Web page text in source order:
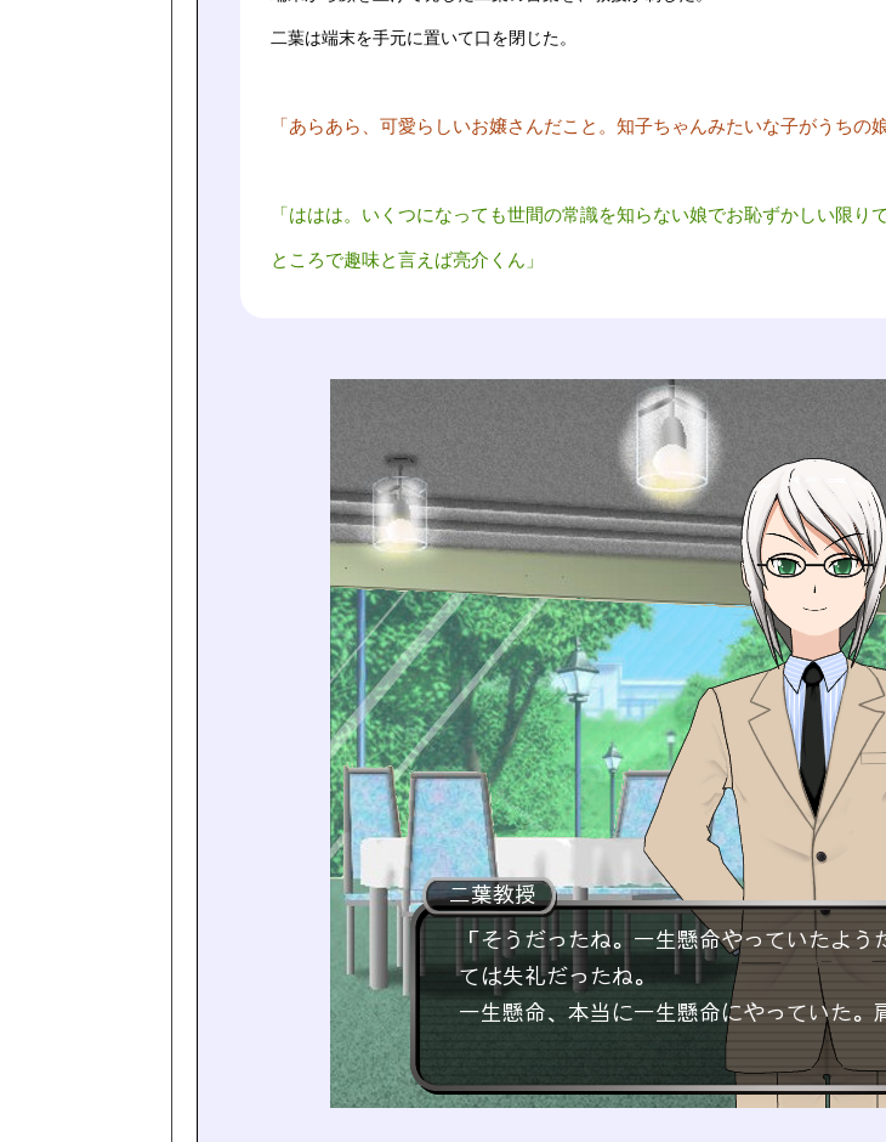
二葉は端末を手元に置いて口を閉じた。
「あらあら、可愛らしいお嬢さんだこと。知子ちゃんみたいな子がうちの
「ははは。いくつになっても世間の常識を知らない娘でお恥ずかしい限りで
ところで趣味と言えば亮介くん」